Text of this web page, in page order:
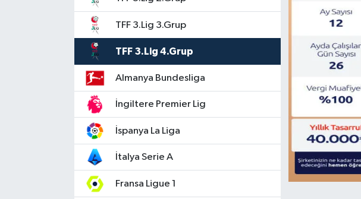
TFF 3.Lig 3.Grup
TFF 3.Lig 4.Grup
Almanya Bundesliga
İngiltere Premier Lig
İspanya La Liga
İtalya Serie A
Fransa Ligue 1